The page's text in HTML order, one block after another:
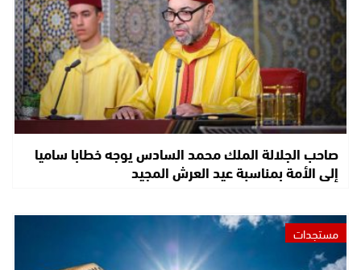
صاحب الجلالة الملك محمد السادس يوجه خطابا ساميا
إلى الأمة بمناسبة عيد العرش المجيد
مستجدات